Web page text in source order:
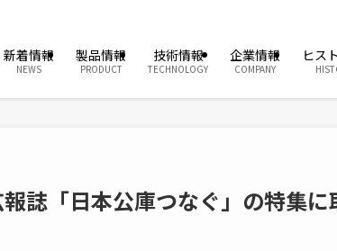
新着情報
NEWS
製品情報
PRODUCT
技術情報
TECHNOLOGY
企業情報
COMPANY
ヒス
誌「日本公庫つなぐ」の特集